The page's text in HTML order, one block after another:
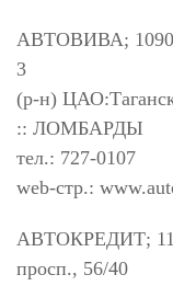
АВТОВИВА;
3
(р-н)
:: ЛОМБАРДЫ
тел.: 727-0107
web-стр.:
АВТОКРЕДИТ;
просп., 56/40